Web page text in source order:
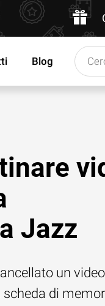
Blog
Jazz
un video
di